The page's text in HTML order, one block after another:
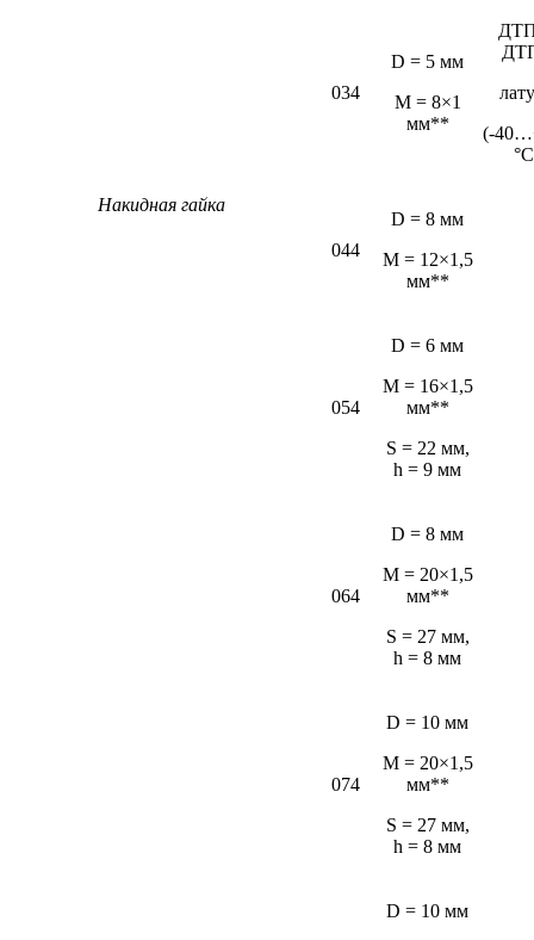
Накидная гайка
034
D = 5 мм
М = 8×1
мм**
(-
044
D = 8 мм
M = 12×1,5
мм**
054
D = 6 мм
М = 16×1,5
мм**
S = 22 мм,
h = 9 мм
064
D = 8 мм
M = 20×1,5
мм**
S = 27 мм,
h = 8 мм
074
D = 10 мм
M = 20×1,5
мм**
S = 27 мм,
h = 8 мм
D = 10 мм